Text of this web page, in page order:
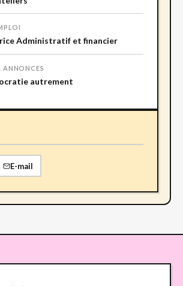
Administratif et financier
ANNONCES
autrement
E-mail